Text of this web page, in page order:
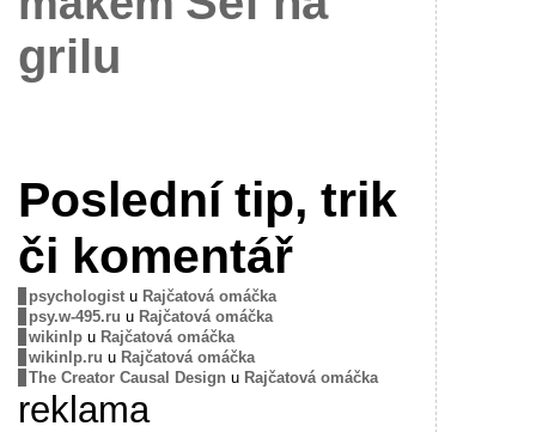
grilu
Poslední tip, trik
či komentář
psychologistu Rajčatová omáčka
psy.w-495.ru u Rajčatová omáčka
wikinlpu Rajčatová omáčka
wikinlp.ru u Rajčatová omáčka
The Creator Causal Design u Rajčatová omáčka
reklama